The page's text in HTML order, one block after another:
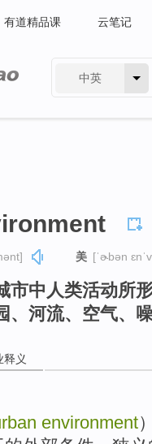
有道精品课 云笔记
中英
美 [ˈɚbən
市中人类活动所
、河流、空气、
释义
environment